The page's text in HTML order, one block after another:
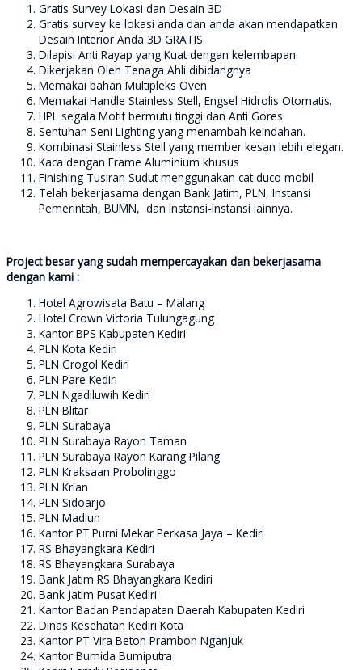
Gratis Survey Lokasi dan Desain 3D
Gratis survey ke lokasi anda dan anda akan mendapatkan
Desain Interior Anda 3D GRATIS.
Dilapisi Anti Rayap yang Kuat dengan kelembapan.
Dikerjakan Oleh Tenaga Ahli dibidangnya
Memakai bahan Multipleks Oven
Memakai Handle Stainless Stell, Engsel Hidrolis Otomatis.
HPL segala Motif bermutu tinggi dan Anti Gores.
Sentuhan Seni Lighting yang menambah keindahan.
Kombinasi Stainless Stell yang member kesan lebih elegan.
Kaca dengan Frame Aluminium khusus
Finishing Tusiran Sudut menggunakan cat duco mobil
Telah bekerjasama dengan Bank Jatim, PLN, Instansi
Pemerintah, BUMN, dan Instansi-instansi lainnya.
Project besar yang sudah mempercayakan dan bekerjasama
dengan kami :
Hotel Agrowisata Batu – Malang
Hotel Crown Victoria Tulungagung
Kantor BPS Kabupaten Kediri
PLN Kota Kediri
PLN Grogol Kediri
PLN Pare Kediri
PLN Ngadiluwih Kediri
PLN Blitar
PLN Surabaya
PLN Surabaya Rayon Taman
PLN Surabaya Rayon Karang Pilang
PLN Kraksaan Probolinggo
PLN Krian
PLN Sidoarjo
PLN Madiun
Kantor PT.Purni Mekar Perkasa Jaya – Kediri
RS Bhayangkara Kediri
RS Bhayangkara Surabaya
Bank Jatim RS Bhayangkara Kediri
Bank Jatim Pusat Kediri
Kantor Badan Pendapatan Daerah Kabupaten Kediri
Dinas Kesehatan Kediri Kota
Kantor PT Vira Beton Prambon Nganjuk
Kantor Bumida Bumiputra